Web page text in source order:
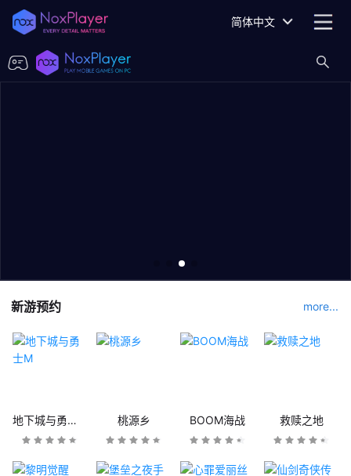
简体中文
新游预约 more...
地下城与勇士M 桃源乡 BOOM海战 救赎之地